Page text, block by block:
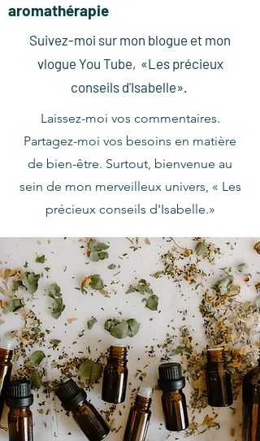
aromathérapie
Suivez-moi sur mon blogue et mon
vlogue You Tube, «Les précieux
conseils d'Isabelle».
Laissez-moi vos commentaires.
Partagez-moi vos besoins en matière
de bien-être. Surtout, bienvenue au
sein de mon merveilleux univers, « Les
précieux conseils d'Isabelle.»